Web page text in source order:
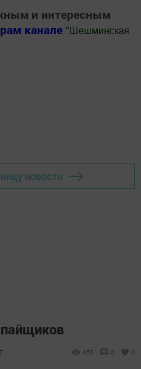
и интересным
канале " Шешминская
новости
950 0 0